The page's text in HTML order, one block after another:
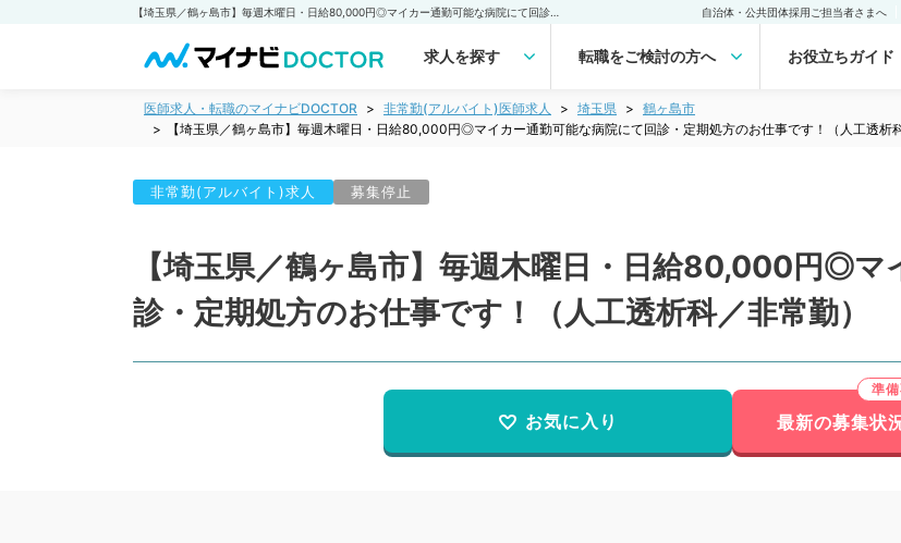
自治体・公共団体採用ご担当者さまへ
求人を探す 転職をご検討の方へ お役立ちガイド
医師求人・転職のマイナビDOCTOR 非常勤(アルバイト)医師求人 埼玉県
鶴ヶ島市
【埼玉県／鶴ヶ島市】毎週木曜日・日給80,000円◎マイカー通勤可能な病院にて回診・定期処方のお仕事です！（人工透析
非常勤(アルバイト)求人 募集停止
【埼玉県／鶴ヶ島市】毎週木曜日・日給80,000円◎マ
診・定期処方のお仕事です！（人工透析科／非常勤）
お気に入り 最新の募集状